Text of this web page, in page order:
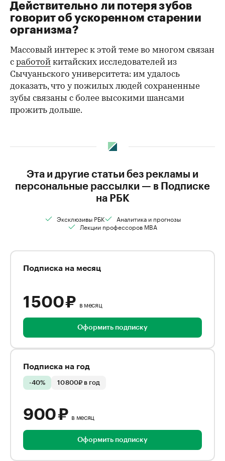
Действительно ли потеря зубов
говорит об ускоренном старении
организма?
Массовый интерес к этой теме во многом связан
с работой китайских исследователей из
Сычуаньского университета: им удалось
доказать, что у пожилых людей сохраненные
зубы связаны с более высокими шансами
прожить дольше.
Эта и другие статьи без рекламы и
персональные рассылки — в Подписке
на РБК
Эксклюзивы РБК
Аналитика и прогнозы
Лекции профессоров MBA
Подписка на месяц
1 500 ₽ в месяц
Оформить подписку
Подписка на год
-40% 10 800₽ в год
900 ₽ в месяц
Оформить подписку